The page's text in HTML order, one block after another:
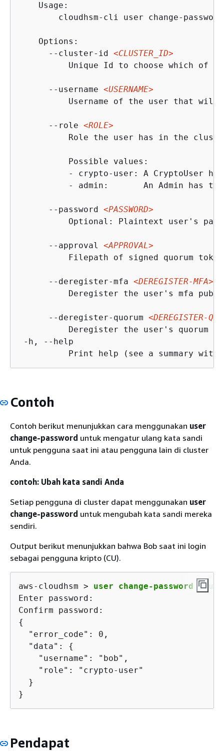
    Usage:
cloudhsm-cli user change-
    Options:
      --cluster-id
<CLUSTER_ID>
Unique Id to choose which of
      --username
<USERNAME>
Username of the user that will
      --role
<ROLE>
Role the user has in the
          Possible values:
- crypto-user: A CryptoUser
- admin:       An Admin has
      --password
<PASSWORD>
Optional: Plaintext user's
      --approval
<APPROVAL>
Filepath of signed quorum
      --deregister-mfa
<DEREGISTER-MFA>
Deregister the user's mfa
      --deregister-quorum
<DEREGISTER-
Deregister the user's quorum
-h, --help
Contoh
Contoh berikut menunjukkan cara menggunakan user
change-password untuk mengatur ulang kata sandi
untuk pengguna saat ini atau pengguna lain di cluster
Anda.
contoh: Ubah kata sandi Anda
Setiap pengguna di cluster dapat menggunakan user
change-password untuk mengubah kata sandi mereka
sendiri.
Output berikut menunjukkan bahwa Bob saat ini login
sebagai pengguna kripto (CU).
aws-cloudhsm > user change-password --
Enter password:
{
  "error_code": 0,
  "data":
{
    "username": "bob",
    "role": "crypto-user"
  }
}
Pendapat